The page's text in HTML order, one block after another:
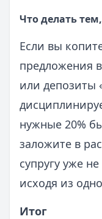
Что делать
Если вы
предложения
или депозиты
нужные 20%
заложите в
супругу уже
исходя из
Итог